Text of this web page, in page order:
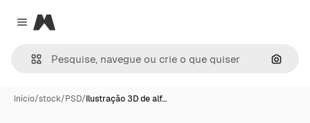
Close menu
Magnific
Início/stock/PSD/Ilustração 3D de alf…